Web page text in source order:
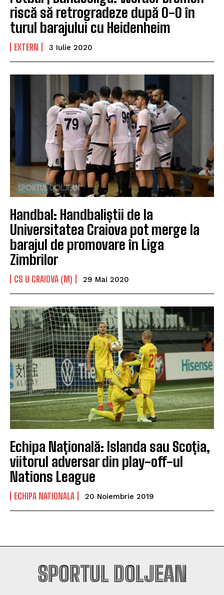
riscă să retrogradeze după 0-0 în
turul barajului cu Heidenheim
EXTERN 3 Iulie 2020
Handbal: Handbaliștii de la
Universitatea Craiova pot merge la
barajul de promovare în Liga
Zimbrilor
CS U CRAIOVA (M) 29 Mai 2020
Echipa Națională: Islanda sau Scoția,
viitorul adversar din play-off-ul
Nations League
ECHIPA NATIONALA 20 Noiembrie 2019
SPORTUL DOLJEAN